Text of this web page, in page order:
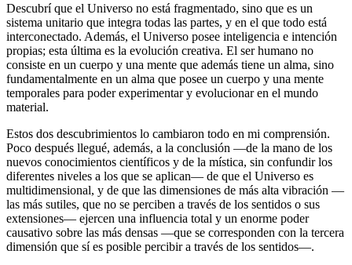
Descubrí que el Universo no está fragmentado, sino que es un
sistema unitario que integra todas las partes, y en el que todo está
interconectado. Además, el Universo posee inteligencia e intención
propias; esta última es la evolución creativa. El ser humano no
consiste en un cuerpo y una mente que además tiene un alma, sino
fundamentalmente en un alma que posee un cuerpo y una mente
temporales para poder experimentar y evolucionar en el mundo
material.
Estos dos descubrimientos lo cambiaron todo en mi comprensión.
Poco después llegué, además, a la conclusión —de la mano de los
nuevos conocimientos científicos y de la mística, sin confundir los
diferentes niveles a los que se aplican— de que el Universo es
multidimensional, y de que las dimensiones de más alta vibración —
las más sutiles, que no se perciben a través de los sentidos o sus
extensiones— ejercen una influencia total y un enorme poder
causativo sobre las más densas —que se corresponden con la tercera
dimensión que sí es posible percibir a través de los sentidos—.